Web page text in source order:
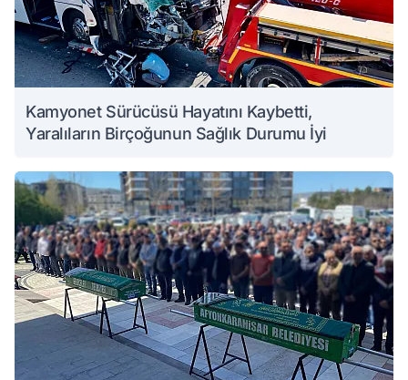
Kamyonet Sürücüsü Hayatını Kaybetti,
Yaralıların Birçoğunun Sağlık Durumu İyi